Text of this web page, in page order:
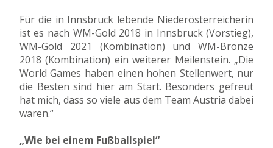
Für die in Innsbruck lebende Niederösterreicherin
ist es nach WM-Gold 2018 in Innsbruck (Vorstieg),
WM-Gold 2021 (Kombination) und WM-Bronze
2018 (Kombination) ein weiterer Meilenstein. „Die
World Games haben einen hohen Stellenwert, nur
die Besten sind hier am Start. Besonders gefreut
hat mich, dass so viele aus dem Team Austria dabei
waren.“
„Wie bei einem Fußballspiel“